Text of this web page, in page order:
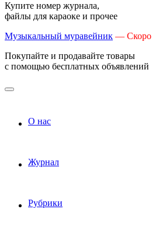
Купите номер журнала,
файлы для караоке и прочее
Музыкальный муравейник — Скоро
Покупайте и продавайте товары
с помощью бесплатных объявлений
О нас
Журнал
Рубрики